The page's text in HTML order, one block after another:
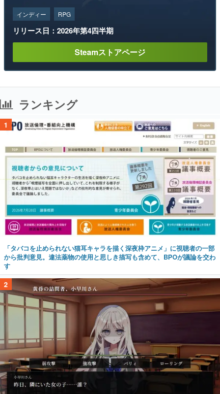
インディー RPG
リリース日：2026年第4四半期
Steamストアページ
ランキング
1
「タバコを止められない猫耳キャラを描く深夜枠アニメ」に視聴者の一部
から批判意見。違法薬物の使用と思しき描写も含めて、BPOが議論を交わ
す
2